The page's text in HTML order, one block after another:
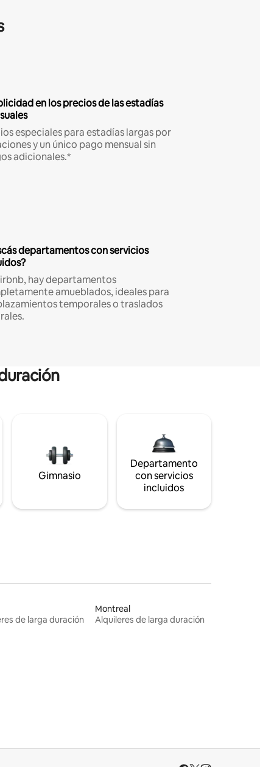
en los precios de las estadías
especiales para estadías largas por
y un único pago mensual sin
adicionales.*
departamentos con servicios
hay departamentos
amueblados, ideales para
temporales o traslados
Gimnasio
Departamento
con servicios
incluidos
de larga duración
Montreal
Alquileres de larga duración